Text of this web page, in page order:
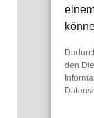
den